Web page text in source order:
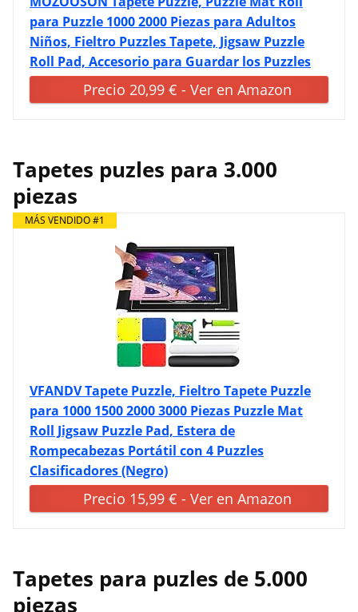
para Puzzle 1000 2000 Piezas para Adultos
Niños, Fieltro Puzzles Tapete, Jigsaw Puzzle
Roll Pad, Accesorio para Guardar los Puzzles
Precio 20,99 € - Ver en Amazon
Tapetes puzles para 3.000
piezas
MÁS VENDIDO #1
VFANDV Tapete Puzzle, Fieltro Tapete Puzzle
para 1000 1500 2000 3000 Piezas Puzzle Mat
Roll Jigsaw Puzzle Pad, Estera de
Rompecabezas Portátil con 4 Puzzles
Clasificadores (Negro)
Precio 15,99 € - Ver en Amazon
Tapetes para puzles de 5.000
piezas